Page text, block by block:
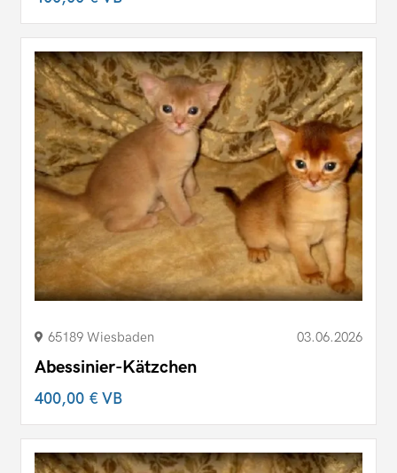
65189 Wiesbaden 03.06.2026
Abessinier-Kätzchen
400,00 €VB